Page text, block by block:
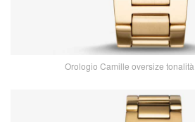
Orologio Camille oversize